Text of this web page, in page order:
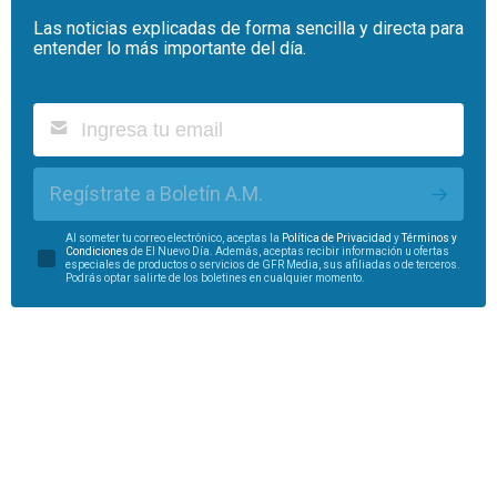
Las noticias explicadas de forma sencilla y directa para
entender lo más importante del día.
Regístrate a Boletín A.M.
Al someter tu correo electrónico, aceptas la Política de Privacidad yTérminos y
Condiciones de El Nuevo Día. Además, aceptas recibir información u ofertas
especiales de productos o servicios de GFR Media, sus afiliadas o de terceros.
Podrás optar salirte de los boletines en cualquier momento.